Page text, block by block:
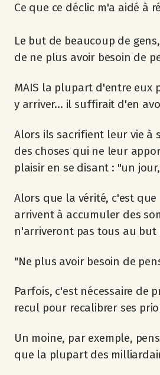
Ce que ce déclic m'a aidé à
Le but de beaucoup de
de ne plus avoir besoin de
MAIS la plupart d'entre eux
y arriver... il suffirait d'en
Alors ils sacrifient leur vie à
des choses qui ne leur
plaisir en se disant : "un
Alors que la vérité, c'est que
arrivent à accumuler des
n'arriveront pas tous au but
"Ne plus avoir besoin de
Parfois, c'est nécessaire de
recul pour recalibrer ses
Un moine, par exemple,
que la plupart des